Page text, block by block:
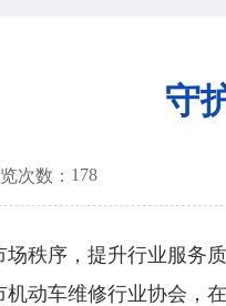
守
次数： 178
序，提升行业服务质
动车维修行业协会，